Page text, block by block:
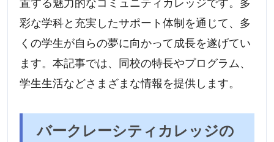
置する魅力的なコミュニティカレッジです。多
彩な学科と充実したサポート体制を通じて、多
くの学生が自らの夢に向かって成長を遂げてい
ます。本記事では、同校の特長やプログラム、
学生生活などさまざまな情報を提供します。
バークレーシティカレッジの